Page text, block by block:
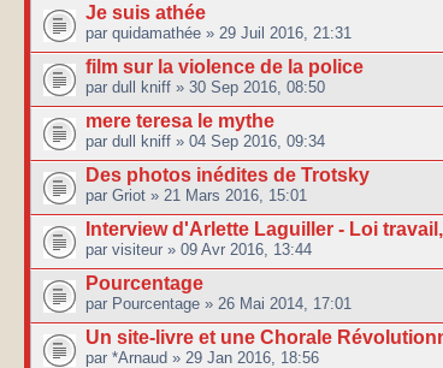
Je suis athée
par quidamathée » 29 Juil 2016, 21:31
film sur la violence de la police
par dull kniff » 30 Sep 2016, 08:50
mere teresa le mythe
par dull kniff » 04 Sep 2016, 09:34
Des photos inédites de Trotsky
par Griot » 21 Mars 2016, 15:01
Interview d'Arlette Laguiller - Loi
par visiteur » 09 Avr 2016, 13:44
Pourcentage
par Pourcentage » 26 Mai 2014, 17:01
Un site-livre et une Chorale
par *Arnaud » 29 Jan 2016, 18:56